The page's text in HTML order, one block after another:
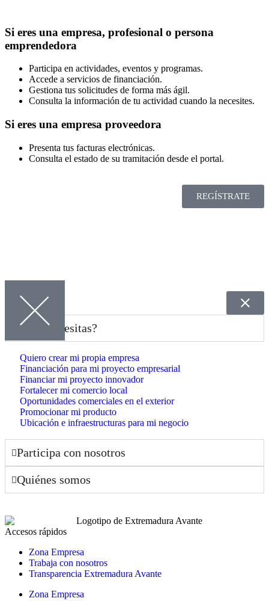
Si eres una empresa, profesional o persona
emprendedora
Participa en actividades, eventos y programas.
Accede a servicios de financiación.
Gestiona tus solicitudes de forma más ágil.
Consulta la información de tu actividad cuando la necesites.
Si eres una empresa proveedora
Presenta tus facturas electrónicas.
Consulta el estado de su tramitación desde el portal.
REGÍSTRATE
¿Qué Necesitas?
Quiero crear mi propia empresa
Financiación para mi proyecto empresarial
Financiar mi proyecto innovador
Fortalecer mi comercio local
Oportunidades comerciales en el exterior
Promocionar mi producto
Ubicación e infraestructuras para mi negocio
Participa con nosotros
Quiénes somos
Accesos rápidos
Zona Empresa
Trabaja con nosotros
Transparencia Extremadura Avante
Zona Empresa